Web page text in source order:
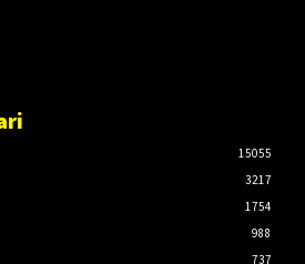
15055
3217
1754
988
737